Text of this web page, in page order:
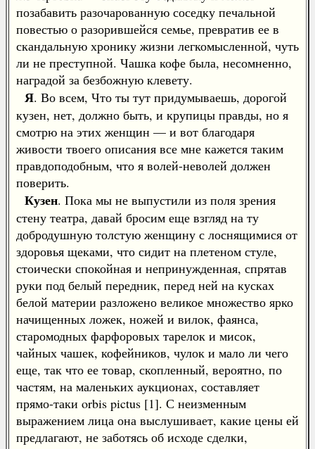
позабавить разочарованную соседку печальной
повестью о разорившейся семье, превратив ее в
скандальную хронику жизни легкомысленной, чуть
ли не преступной. Чашка кофе была, несомненно,
наградой за безбожную клевету.
Я. Во всем, Что ты тут придумываешь, дорогой
кузен, нет, должно быть, и крупицы правды, но я
смотрю на этих женщин — и вот благодаря
живости твоего описания все мне кажется таким
правдоподобным, что я волей-неволей должен
поверить.
Кузен. Пока мы не выпустили из поля зрения
стену театра, давай бросим еще взгляд на ту
добродушную толстую женщину с лоснящимися от
здоровья щеками, что сидит на плетеном стуле,
стоически спокойная и непринужденная, спрятав
руки под белый передник, перед ней на кусках
белой материи разложено великое множество ярко
начищенных ложек, ножей и вилок, фаянса,
старомодных фарфоровых тарелок и мисок,
чайных чашек, кофейников, чулок и мало ли чего
еще, так что ее товар, скопленный, вероятно, по
частям, на маленьких аукционах, составляет
прямо-таки orbis pictus [1]. С неизменным
выражением лица она выслушивает, какие цены ей
предлагают, не заботясь об исходе сделки,